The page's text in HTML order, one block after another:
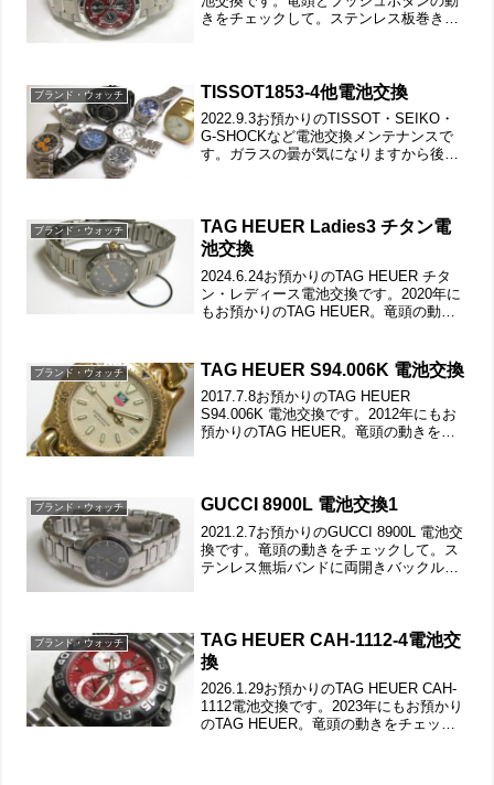
きをチェックして。ステンレス板巻きバ
裏側...
ブランド・ウォッチ TISSOT1853-4他電池交換
2022.9.3お預かりのTISSOT・SEIKO・
G-SHOCKなど電池交換メンテナンスで
す。ガラスの曇が気になりますから後で
で...
ブランド・ウォッチ
TAG HEUER Ladies3 チタン電
池交換
2024.6.24お預かりのTAG HEUER チタ
ン・レディース電池交換です。2020年に
もお預かりのTAG HEUER。竜頭の動き
クします。裏蓋はスクリューバックで...
ブランド・ウォッチ TAG HEUER S94.006K 電池交換
2017.7.8お預かりのTAG HEUER
S94.006K 電池交換です。2012年にもお
預かりのTAG HEUER。竜頭の動きをチ
ブランド・ウォッチ GUCCI 8900L 電池交換1
2021.2.7お預かりのGUCCI 8900L 電池交
換です。竜頭の動きをチェックして。ス
テンレス無垢バンドに両開きバックル。
れ...
ブランド・ウォッチ
TAG HEUER CAH-1112-4電池交
換
2026.1.29お預かりのTAG HEUER CAH-
1112電池交換です。2023年にもお預かり
のTAG HEUER。竜頭の動きをチェック